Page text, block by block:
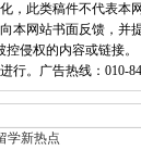
，此类稿件不代表本网
本网站书面反馈，并
侵权的内容或链接。
行。广告热线：010-
学新热点